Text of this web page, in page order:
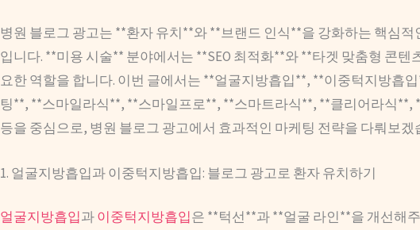
병원 블로그 광고는 **환자 유치**와 **브랜드 인식**을 강화하는 핵심적
입니다. **미용 시술** 분야에서는 **SEO 최적화**와 **타겟 맞춤형 콘텐
요한 역할을 합니다. 이번 글에서는 **얼굴지방흡입**, **이중턱지방흡
팅**, **스마일라식**, **스마일프로**, **스마트라식**, **클리어라식**,
등을 중심으로, 병원 블로그 광고에서 효과적인 마케팅 전략을 다뤄보겠
1. 얼굴지방흡입과 이중턱지방흡입: 블로그 광고로 환자 유치하기
얼굴지방흡입과이중턱지방흡입은 **턱선**과 **얼굴 라인**을 개선해